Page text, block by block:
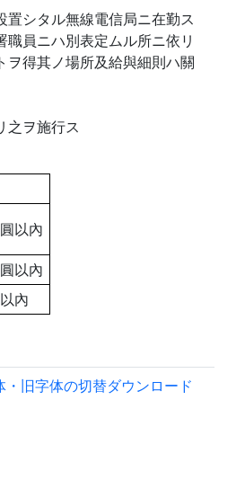
置シタル無線電信局ニ在勤ス
職員ニハ別表定ムル所ニ依リ
ヲ得其ノ場所及給與細則ハ關
之ヲ施行ス
以內
以內
內
・旧字体の切替ダウンロード